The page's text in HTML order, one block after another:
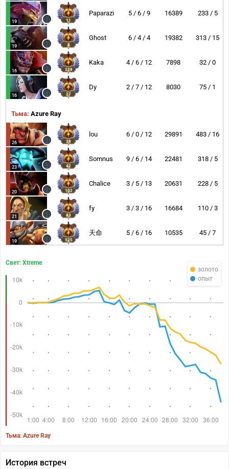
19 11
Paparazi 5 / 6 / 9 16389 233 / 5
19 8
Ghost 6 / 4 / 4 19382 313 / 15
16 228
Kaka 4 / 6 / 12 7898 32 / 0
16 27
Dy 2 / 7 / 12 8030 75 / 1
Тьма: Azure Ray
26 28
lou 6 / 0 / 12 29891 483 / 16
23 42
Somnus 9 / 6 / 14 22481 318 / 5
20 102
Chalice 3 / 5 / 13 20631 228 / 5
21 83
fy 3 / 3 / 16 16684 110 / 3
19 525
天命 5 / 6 / 16 10535 45 / 7
золото
опыт
Свет: Xtreme
Тьма: Azure Ray
История встреч